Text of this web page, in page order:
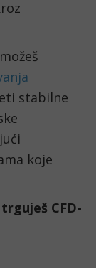
stabilne
koje
CFD-